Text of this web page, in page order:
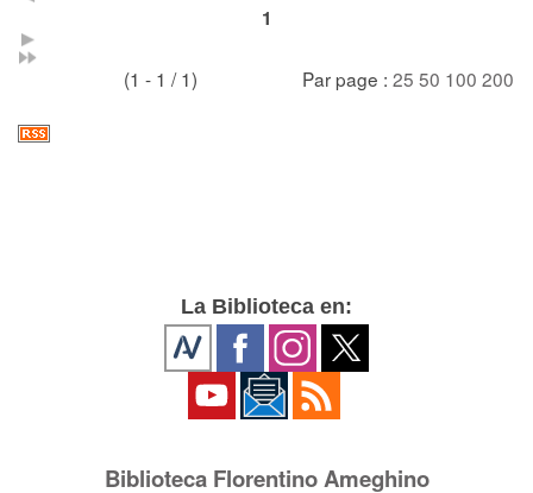
1
(1 - 1 / 1) Par page : 25 50 100 200
La Biblioteca en:
Biblioteca Florentino Ameghino